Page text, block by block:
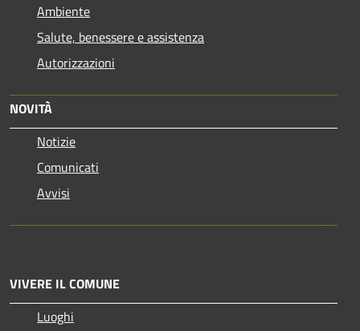
Ambiente
Salute, benessere e assistenza
Autorizzazioni
NOVITÀ
Notizie
Comunicati
Avvisi
VIVERE IL COMUNE
Luoghi